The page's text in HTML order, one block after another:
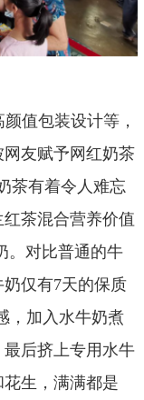
值包装设计等，
友赋予网红奶茶
茶有着令人难忘
茶混合营养价值
。对比普通的牛
仅有7天的保质
，加入水牛奶煮
后挤上专用水牛
生，满满都是